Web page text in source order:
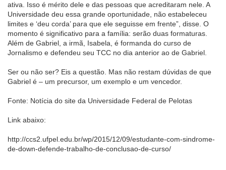
ativa. Isso é mérito dele e das pessoas que acreditaram nele. A
Universidade deu essa grande oportunidade, não estabeleceu
limites e ‘deu corda’ para que ele seguisse em frente”, disse. O
momento é significativo para a família: serão duas formaturas.
Além de Gabriel, a irmã, Isabela, é formanda do curso de
Jornalismo e defendeu seu TCC no dia anterior ao de Gabriel.
Ser ou não ser? Eis a questão. Mas não restam dúvidas de que
Gabriel é – um precursor, um exemplo e um vencedor.
Fonte: Notícia do site da Universidade Federal de Pelotas
Link abaixo:
http://ccs2.ufpel.edu.br/wp/2015/12/09/estudante-com-sindrome-
de-down-defende-trabalho-de-conclusao-de-curso/